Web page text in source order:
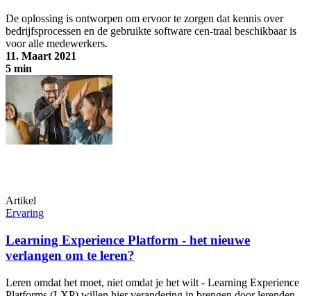
De oplossing is ontworpen om ervoor te zorgen dat kennis over
bedrijfsprocessen en de gebruikte software cen-traal beschikbaar is
voor alle medewerkers.
11. Maart 2021
5 min
Performance support bij Deutsche Telekom Shared Services Europe
Artikel
Ervaring
Learning Experience Platform - het nieuwe
verlangen om te leren?
Leren omdat het moet, niet omdat je het wilt - Learning Experience